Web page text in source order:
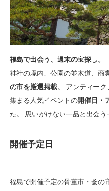
福島で出会う、週末の宝探し。
神社の境内、公園の並木道、商
の市を厳選掲載。 アンティー
集まる人気イベントの開催日・
た。 思いがけない一品と出会う
開催予定日
福島で開催予定の骨董市・蚤の